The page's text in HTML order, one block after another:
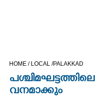
HOME / LOCAL /PALAKKAD
വനമാക്കും